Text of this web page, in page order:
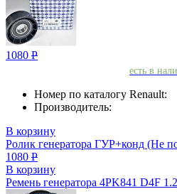
1080 Р
есть в
Номер по каталогу Renault:
Производитель:
В корзину
Ролик генератора ГУР+конд (Не
1080 Р
В корзину
Ремень генератора 4PK841 D4F